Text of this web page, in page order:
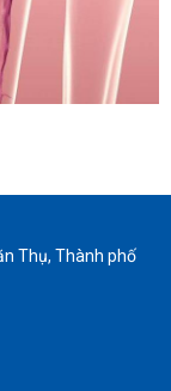
Thụ, Thành phố